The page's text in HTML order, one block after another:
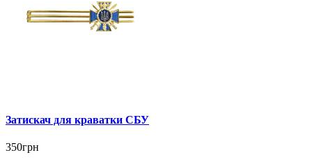
Затискач для краватки СБУ
350грн